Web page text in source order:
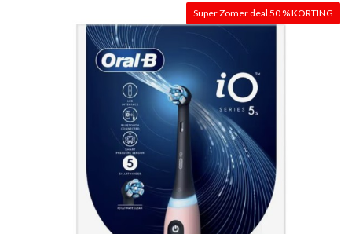
Super Zomer deal 50 % KORTING